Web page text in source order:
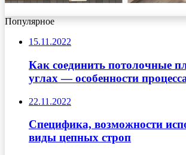
Популярное
15.11.2022
Как соединить потолочные
углах — особенности
22.11.2022
Специфика, возможности
виды цепных строп